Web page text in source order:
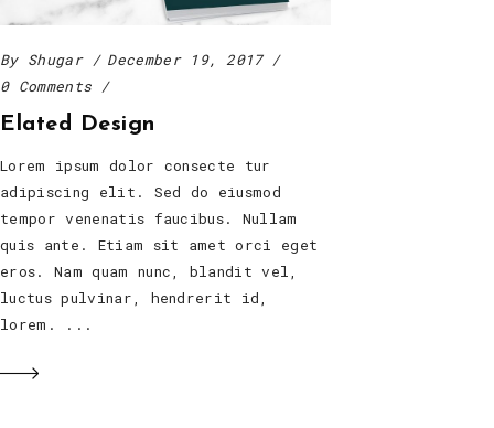
By Shugar
December 19, 2017
0 Comments
Elated Design
Lorem ipsum dolor consecte tur
adipiscing elit. Sed do eiusmod
tempor venenatis faucibus. Nullam
quis ante. Etiam sit amet orci eget
eros. Nam quam nunc, blandit vel,
luctus pulvinar, hendrerit id,
lorem.